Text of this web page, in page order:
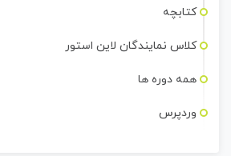
کتابچه
کلاس نمایندگان لاین استور
همه دوره ها
وردپرس